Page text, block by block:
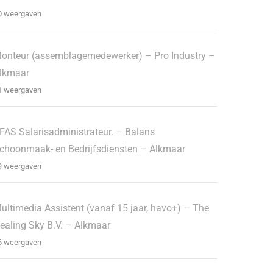
weergaven
(assemblagemedewerker) – Pro Industry –
weergaven
Salarisadministrateur. – Balans
en Bedrijfsdiensten – Alkmaar
weergaven
Assistent (vanaf 15 jaar, havo+) – The
Sky B.V. – Alkmaar
weergaven